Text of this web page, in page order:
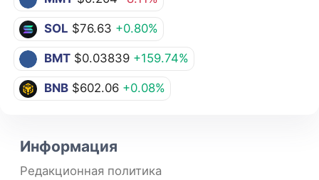
SOL $76.63 +0.80%
BMT $0.03839 +159.74%
BNB $602.06 +0.08%
Информация
Редакционная политика